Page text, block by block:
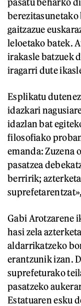
berezitasunetako
gaitzazue
leloetako batek.
irakasle batzuek
iragarri dute
Esplikatu
idazkari
idazlan bat
filosofiako
emanda: Zuzena
pasatzea
berririk;
Gabi Arotzarene
hasi zela
aldarrikatzeko
erantzunik izan.
suprefeturako
pasatzeko
Estatuaren esku